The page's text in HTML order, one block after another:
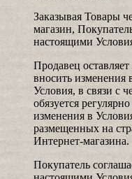
Заказывая Товары
магазин,
настоящими
Продавец
вносить изменения
Условия, в связи с
обязуется
изменения в
размещенных на
Интернет-магазина.
Покупатель